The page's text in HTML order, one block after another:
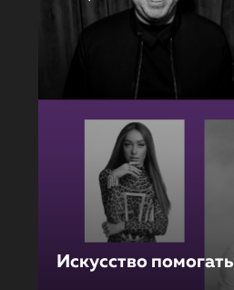
Искусство помогать